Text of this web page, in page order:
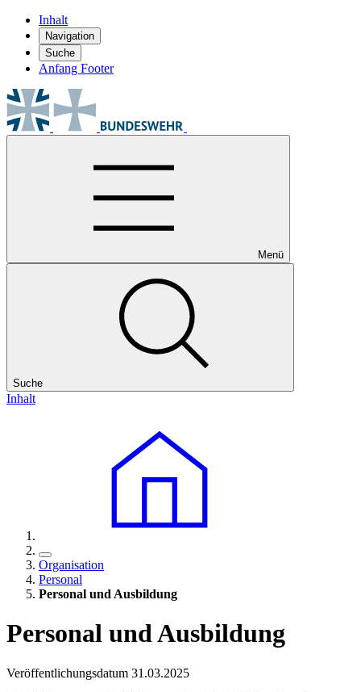
Inhalt
Navigation
Suche
Anfang Footer
Menü
Suche
Inhalt
Organisation
Personal
Personal und Ausbildung
Personal und Ausbildung
Veröffentlichungsdatum 31.03.2025